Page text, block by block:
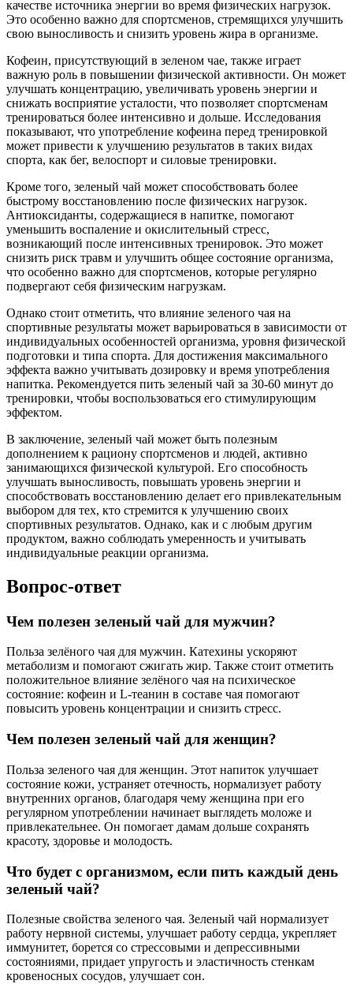
качестве источника энергии во время физических нагрузок.
Это особенно важно для спортсменов, стремящихся улучшить
свою выносливость и снизить уровень жира в организме.
Кофеин, присутствующий в зеленом чае, также играет
важную роль в повышении физической активности. Он может
улучшать концентрацию, увеличивать уровень энергии и
снижать восприятие усталости, что позволяет спортсменам
тренироваться более интенсивно и дольше. Исследования
показывают, что употребление кофеина перед тренировкой
может привести к улучшению результатов в таких видах
спорта, как бег, велоспорт и силовые тренировки.
Кроме того, зеленый чай может способствовать более
быстрому восстановлению после физических нагрузок.
Антиоксиданты, содержащиеся в напитке, помогают
уменьшить воспаление и окислительный стресс,
возникающий после интенсивных тренировок. Это может
снизить риск травм и улучшить общее состояние организма,
что особенно важно для спортсменов, которые регулярно
подвергают себя физическим нагрузкам.
Однако стоит отметить, что влияние зеленого чая на
спортивные результаты может варьироваться в зависимости от
индивидуальных особенностей организма, уровня физической
подготовки и типа спорта. Для достижения максимального
эффекта важно учитывать дозировку и время употребления
напитка. Рекомендуется пить зеленый чай за 30-60 минут до
тренировки, чтобы воспользоваться его стимулирующим
эффектом.
В заключение, зеленый чай может быть полезным
дополнением к рациону спортсменов и людей, активно
занимающихся физической культурой. Его способность
улучшать выносливость, повышать уровень энергии и
способствовать восстановлению делает его привлекательным
выбором для тех, кто стремится к улучшению своих
спортивных результатов. Однако, как и с любым другим
продуктом, важно соблюдать умеренность и учитывать
индивидуальные реакции организма.
Вопрос-ответ
Чем полезен зеленый чай для мужчин?
Польза зелёного чая для мужчин. Катехины ускоряют
метаболизм и помогают сжигать жир. Также стоит отметить
положительное влияние зелёного чая на психическое
состояние: кофеин и L-теанин в составе чая помогают
повысить уровень концентрации и снизить стресс.
Чем полезен зеленый чай для женщин?
Польза зеленого чая для женщин. Этот напиток улучшает
состояние кожи, устраняет отечность, нормализует работу
внутренних органов, благодаря чему женщина при его
регулярном употреблении начинает выглядеть моложе и
привлекательнее. Он помогает дамам дольше сохранять
красоту, здоровье и молодость.
Что будет с организмом, если пить каждый день
зеленый чай?
Полезные свойства зеленого чая. Зеленый чай нормализует
работу нервной системы, улучшает работу сердца, укрепляет
иммунитет, борется со стрессовыми и депрессивными
состояниями, придает упругость и эластичность стенкам
кровеносных сосудов, улучшает сон.